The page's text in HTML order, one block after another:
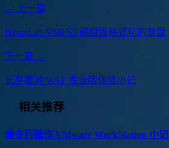
← 上一篇
HomeLab VMFS5 硬盘误格式化的复盘
下一篇 →
长亭雷池 WAF 专业版体验小记
相关推荐
命令行操作 VMware WorkStation 小记